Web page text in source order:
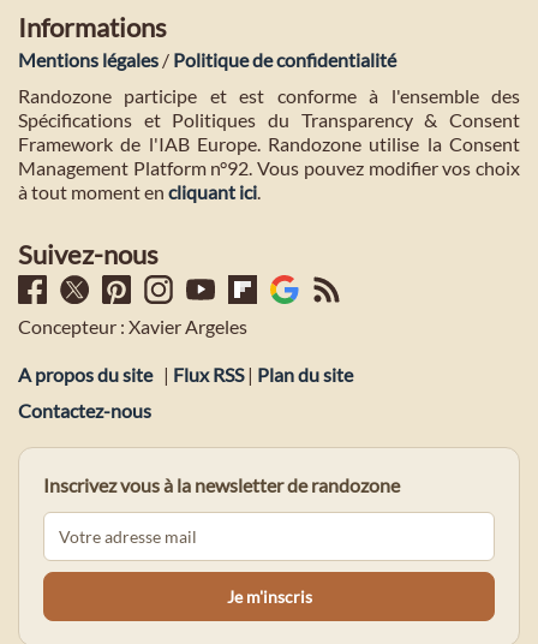
Informations
Mentions légales / Politique de confidentialité
Randozone participe et est conforme à l'ensemble des
Spécifications et Politiques du Transparency & Consent
Framework de l'IAB Europe. Randozone utilise la Consent
Management Platform n°92. Vous pouvez modifier vos choix
à tout moment en cliquant ici.
Suivez-nous
Concepteur : Xavier Argeles
A propos du site | Flux RSS| Plan du site
Contactez-nous
Inscrivez vous à la newsletter de randozone